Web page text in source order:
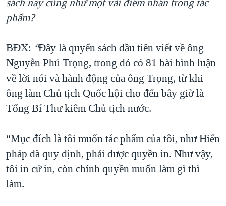
phẩm?
BĐX: ​ “Đây là quyển sách đầu tiên viết về ông
Nguyễn Phú Trọng, trong đó có 81 bài bình luận
về lời nói và hành động của ông Trọng, từ khi
ông làm Chủ tịch Quốc hội cho đến bây giờ là
Tổng Bí Thư kiêm Chủ tịch nước.
“Mục đích là tôi muốn tác phẩm của tôi, như Hiến
pháp đã quy định, phải được quyền in. Như vậy,
tôi in cứ in, còn chính quyền muốn làm gì thì
làm.